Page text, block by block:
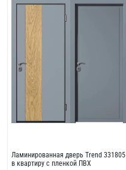
Ламинированная дверь Trend 331805
в квартиру с пленкой ПВХ